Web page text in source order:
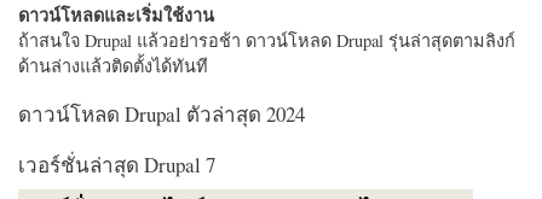
ดาวน์โหลดและเริ่มใช้งาน
ถ้าสนใจ Drupal แล้วอย่ารอช้า ดาวน์โหลด Drupal รุ่นล่าสุดตามลิงก์
ด้านล่างแล้วติดตั้งได้ทันที
ดาวน์โหลด Drupal ตัวล่าสุด 2024
เวอร์ชั่นล่าสุด Drupal 7